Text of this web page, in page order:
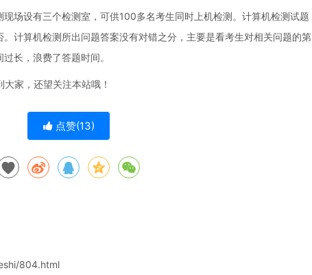
场设有三个检测室，可供100多名考生同时上机检测。计算机检测试题
计算机检测所出问题答案没有对错之分，主要是看考生对相关问题的第
长，浪费了答题时间。
家，还望关注本站哦！
点赞(13)
804.html